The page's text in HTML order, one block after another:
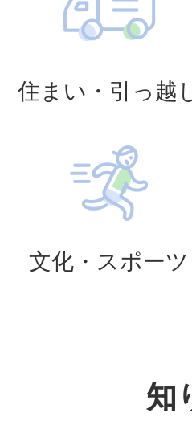
ューアル！
2026年08月04日
2026年08月04日
【10月24日開
ント「ジェネコ
大人も子ども
住まい・引っ越
文化・スポーツ
知